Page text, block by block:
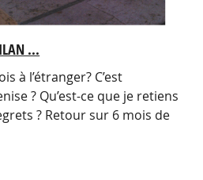
...
à l’étranger? C’est
? Qu’est-ce que je retiens
? Retour sur 6 mois de